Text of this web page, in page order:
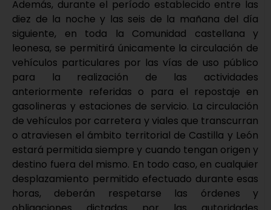
Además, durante el período establecido entre las
diez de la noche y las seis de la mañana del día
siguiente, en toda la Comunidad castellana y
leonesa, se permitirá únicamente la circulación de
vehículos particulares por las vías de uso público
para la realización de las actividades
anteriormente referidas o para el repostaje en
gasolineras y estaciones de servicio. La circulación
de vehículos por carretera y viales que transcurran
o atraviesen el ámbito territorial de Castilla y León
estará permitida siempre y cuando tengan origen y
destino fuera del mismo. En todo caso, en cualquier
desplazamiento permitido efectuado durante esas
horas, deberán respetarse las órdenes y